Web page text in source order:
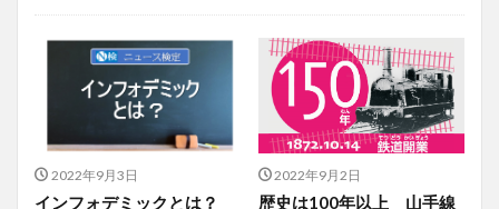
投稿
学び
マンガ
電子書籍
2022年9月3日
インフォデミックとは？
2022年9月2日
歴史は100年以上 山手線